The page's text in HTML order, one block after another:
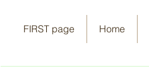
FIRST page Home